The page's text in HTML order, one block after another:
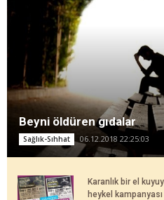
Beyni öldüren gıdalar
Sağlık-Sıhhat 06.12.2018 22:25:03
Karanlık bir el
heykel kampanyası